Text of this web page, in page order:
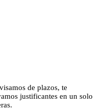
de plazos, te
justificantes en un solo